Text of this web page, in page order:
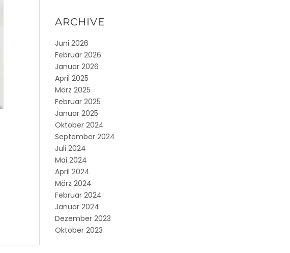
ARCHIVE
Juni 2026
Februar 2026
Januar 2026
April 2025
März 2025
Februar 2025
Januar 2025
Oktober 2024
September 2024
Juli 2024
Mai 2024
April 2024
März 2024
Februar 2024
Januar 2024
Dezember 2023
Oktober 2023